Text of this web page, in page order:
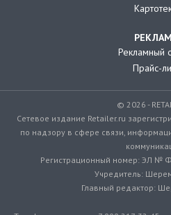
Рекламный
Прайс-
© 2026 -
Сетевое издание Retailer.ru
по надзору в сфере связи,
Регистрационный номер: ЭЛ №
Учредитель:
Главный редактор: